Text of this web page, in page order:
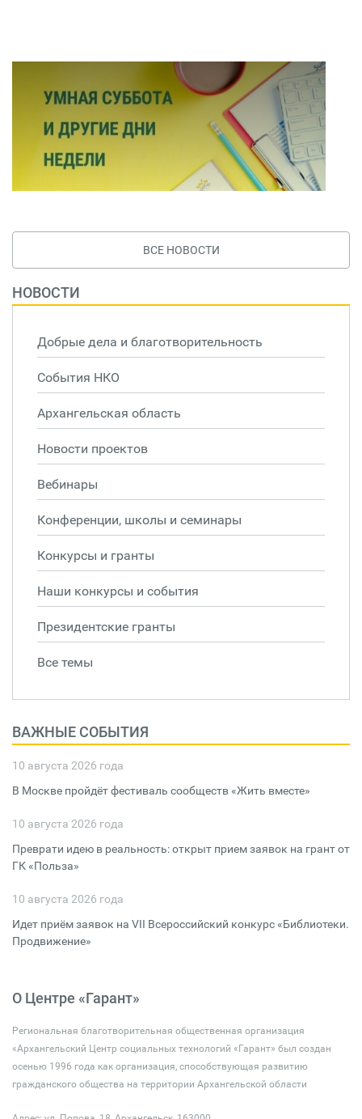
ВСЕ НОВОСТИ
НОВОСТИ
Добрые дела и благотворительность
События НКО
Архангельская область
Новости проектов
Вебинары
Конференции, школы и семинары
Конкурсы и гранты
Наши конкурсы и события
Президентские гранты
Все темы
ВАЖНЫЕ СОБЫТИЯ
10 августа 2026 года
В Москве пройдёт фестиваль сообществ «Жить вместе»
10 августа 2026 года
Преврати идею в реальность: открыт прием заявок на грант от
ГК «Польза»
10 августа 2026 года
Идет приём заявок на VII Всероссийский конкурс «Библиотеки.
Продвижение»
О Центре «Гарант»
Региональная благотворительная общественная организация
«Архангельский Центр социальных технологий «Гарант» был создан
осенью 1996 года как организация, способствующая развитию
гражданского общества на территории Архангельской области